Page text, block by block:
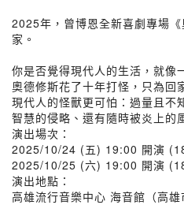
2025年，曾博恩全新喜劇專場
家。
你是否覺得現代人的生活，就像
奧德修斯花了十年打怪，只為回
現代人的怪獸更可怕：過量且不
智慧的侵略、還有隨時被炎上的
演出場次：
2025/10/24 (五) 19:00 開演
2025/10/25 (六) 19:00 開演
演出地點：
高雄流行音樂中心 海音館（高雄